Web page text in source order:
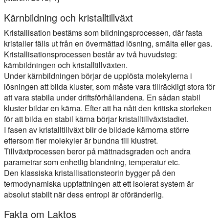
Kärnbildning och kristalltillväxt
Kristallisation bestäms som bildningsprocessen, där fasta
kristaller fälls ut från en övermättad lösning, smälta eller gas.
Kristallisationsprocessen består av två huvudsteg:
kärnbildningen och kristalltillväxten.
Under kärnbildningen börjar de upplösta molekylerna i
lösningen att bilda kluster, som måste vara tillräckligt stora för
att vara stabila under driftsförhållandena. En sådan stabil
kluster bildar en kärna. Efter att ha nått den kritiska storleken
för att bilda en stabil kärna börjar kristalltillväxtstadiet.
I fasen av kristalltillväxt blir de bildade kärnorna större
eftersom fler molekyler är bundna till klustret.
Tillväxtprocessen beror på mättnadsgraden och andra
parametrar som enhetlig blandning, temperatur etc.
Den klassiska kristallisationsteorin bygger på den
termodynamiska uppfattningen att ett isolerat system är
absolut stabilt när dess entropi är oföränderlig.
Fakta om Laktos